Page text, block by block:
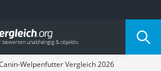
Kategorie
Welpenfutter Vergleich 2026